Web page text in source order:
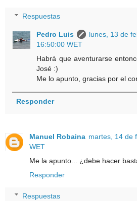
Respuestas
Pedro Luis
lunes, 13 de
16:50:00 WET
Habrá que aventurarse
José :)
Me lo apunto, gracias por el
Responder
Manuel Robaina martes, 14 de
WET
Me la apunto... ¿debe hacer
Responder
Respuestas